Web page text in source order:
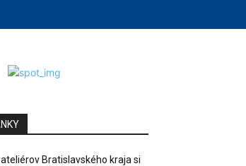
Bratislavského kraja si